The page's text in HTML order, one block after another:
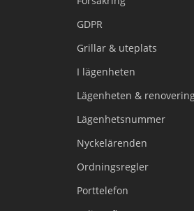
GDPR
Grillar & uteplats
I lägenheten
Lägenheten &
Lägenhetsnummer
Nyckelärenden
Ordningsregler
Porttelefon